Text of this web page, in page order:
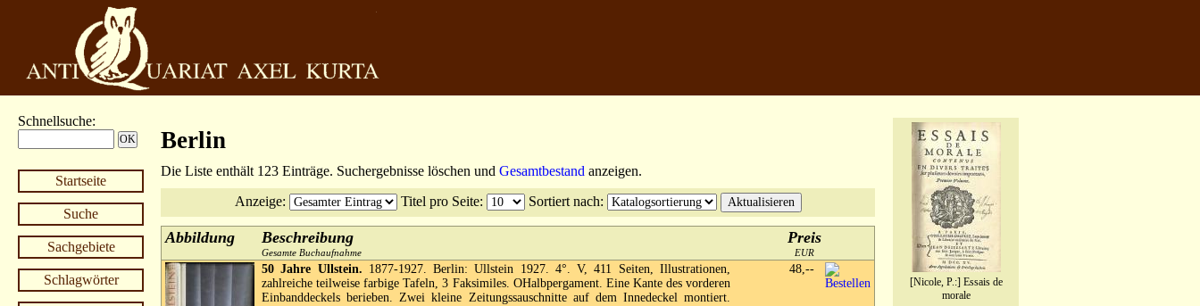
Schnellsuche:
Startseite
Suche
Sachgebiete
Schlagwörter
[Nicole, P.:] Essais de
morale
Berlin
Die Liste enthält 123 Einträge. Suchergebnisse löschen und Gesamtbestand anzeigen.
Anzeige: Titel pro Seite: Sortiert nach:
Abbildung Beschreibung
Gesamte Buchaufnahme
Preis
EUR
50 Jahre Ullstein. 1877-1927. Berlin: Ullstein 1927. 4°. V, 411 Seiten, Illustrationen,
zahlreiche teilweise farbige Tafeln, 3 Faksimiles. OHalbpergament. Eine Kante des vorderen
Einbanddeckels berieben. Zwei kleine Zeitungssauschnitte auf dem Innedeckel montiert.
48,--